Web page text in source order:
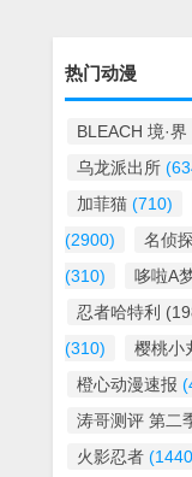
热门动漫
BLEACH 境·界
乌龙派出所
加菲猫 (710)
(2900)
名侦
(310)
哆啦A
忍者哈特利
(310)
樱桃小
橙心动漫速报
涛哥测评 第二
火影忍者